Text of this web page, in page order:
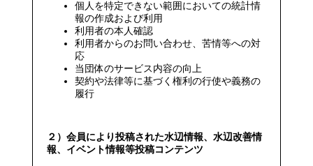
個人を特定できない範囲においての統計情
報の作成および利用
利用者の本人確認
利用者からのお問い合わせ、苦情等への対
応
当団体のサービス内容の向上
契約や法律等に基づく権利の行使や義務の
履行
２）会員により投稿された水辺情報、水辺改善情
報、イベント情報等投稿コンテンツ